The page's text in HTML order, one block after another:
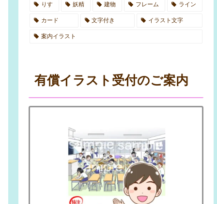
りす 妖精 建物 フレーム ライン
カード 文字付き イラスト文字
案内イラスト
有償イラスト受付のご案内